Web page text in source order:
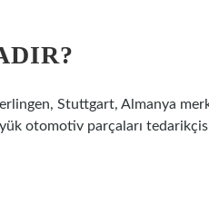
Stuttgart, Almanya
otomotiv parçaları